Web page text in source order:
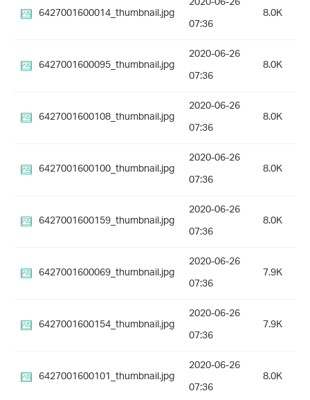
6427001600014_thumbnail.jpg
07:36
8.0K
6427001600095_thumbnail.jpg
2020-06-26
07:36
8.0K
6427001600108_thumbnail.jpg
2020-06-26
07:36
8.0K
6427001600100_thumbnail.jpg
2020-06-26
07:36
8.0K
6427001600159_thumbnail.jpg
2020-06-26
07:36
8.0K
6427001600069_thumbnail.jpg
2020-06-26
07:36
7.9K
6427001600154_thumbnail.jpg
2020-06-26
07:36
7.9K
6427001600101_thumbnail.jpg
2020-06-26
07:36
8.0K